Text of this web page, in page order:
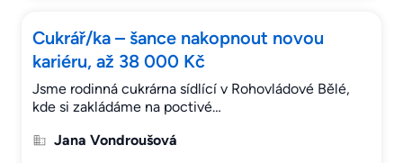
Cukrář/ka – šance nakopnout novou
kariéru, až 38 000 Kč
Jsme rodinná cukrárna sídlící v Rohovládové Bělé,
kde si zakládáme na poctivé…
Jana Vondroušová